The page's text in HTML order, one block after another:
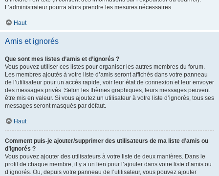
L’administrateur pourra alors prendre les mesures nécessaires.
Haut
Amis et ignorés
Que sont mes listes d’amis et d’ignorés ?
Vous pouvez utiliser ces listes pour organiser les autres membres du forum.
Les membres ajoutés à votre liste d’amis seront affichés dans votre panneau
de l’utilisateur pour un accès rapide, voir leur état de connexion et leur envoyer
des messages privés. Selon les thèmes graphiques, leurs messages peuvent
être mis en valeur. Si vous ajoutez un utilisateur à votre liste d’ignorés, tous ses
messages seront masqués par défaut.
Haut
Comment puis-je ajouter/supprimer des utilisateurs de ma liste d’amis ou
d’ignorés ?
Vous pouvez ajouter des utilisateurs à votre liste de deux manières. Dans le
profil de chaque membre, il y a un lien pour l’ajouter dans votre liste d’amis ou
d’ignorés. Ou, depuis votre panneau de l’utilisateur, vous pouvez ajouter